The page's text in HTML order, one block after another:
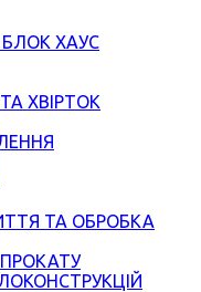
ХАУС
ХВІРТОК
ТА ОБРОБКА